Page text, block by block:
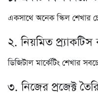
একসাথে অনেক স্কিল শেখার
২. নিয়মিত
ডিজিটাল মার্কেটিং শেখার
৩. নিজের প্রজেক্ট